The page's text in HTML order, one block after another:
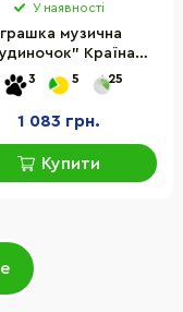
У наявності
Іграшка музична
Країна
PL-721-59
українською
мовою
3 5 25
1 083 грн.
Купити